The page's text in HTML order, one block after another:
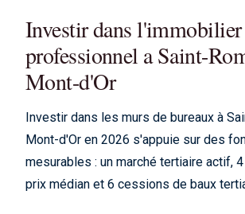
Investir dans l'immobilier
professionnel a Saint-
Mont-d'Or
Investir dans les murs de bureaux à
Mont-d'Or en 2026 s'appuie sur des
mesurables : un marché tertiaire actif,
prix médian et 6 cessions de baux